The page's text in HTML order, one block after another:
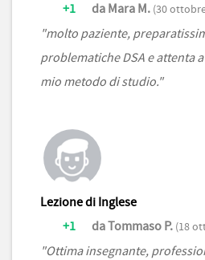
+1
da Mara M. (30
"molto paziente,
problematiche DSA e attenta
mio metodo di studio."
Lezione di Inglese
+1
da Tommaso P. (18
"Ottima insegnante,